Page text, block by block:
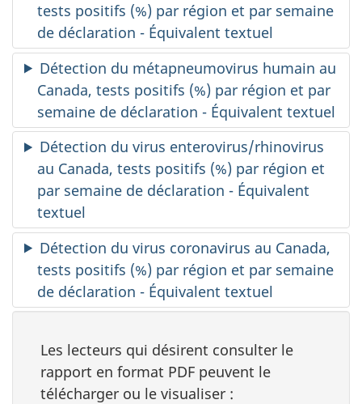
tests positifs (%) par région et par semaine
de déclaration - Équivalent textuel
Détection du métapneumovirus humain au
Canada, tests positifs (%) par région et par
semaine de déclaration - Équivalent textuel
Détection du virus enterovirus/rhinovirus
au Canada, tests positifs (%) par région et
par semaine de déclaration - Équivalent
textuel
Détection du virus coronavirus au Canada,
tests positifs (%) par région et par semaine
de déclaration - Équivalent textuel
Les lecteurs qui désirent consulter le
rapport en format PDF peuvent le
télécharger ou le visualiser :